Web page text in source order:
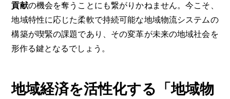
貢献の機会を奪うことにも繋がりかねません。今こそ、
地域特性に応じた柔軟で持続可能な地域物流システムの
構築が喫緊の課題であり、その変革が未来の地域社会を
形作る鍵となるでしょう。
地域経済を活性化する「地域物